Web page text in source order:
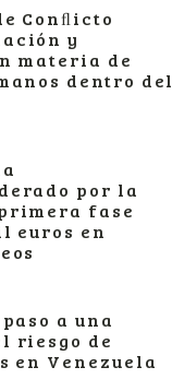
Conﬂicto
y
materia de
dentro del
por la
fase
euros en
a una
riesgo de
en Venezuela